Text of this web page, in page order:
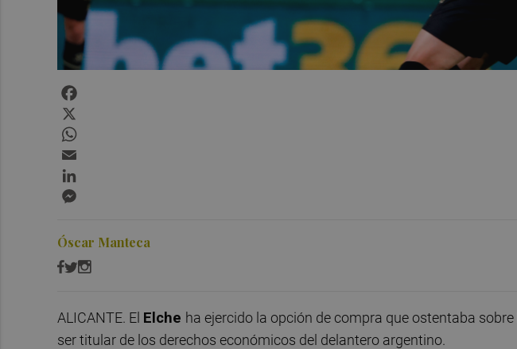
Óscar Manteca
ALICANTE. El Elche ha ejercido la opción de compra que ostentaba sobre
ser titular de los derechos económicos del delantero argentino.